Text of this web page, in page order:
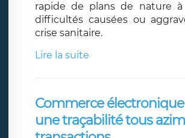
rapide de plans de nature
difficultés causées ou
crise sanitaire.
Lire la suite
Commerce électronique
une traçabilité tous